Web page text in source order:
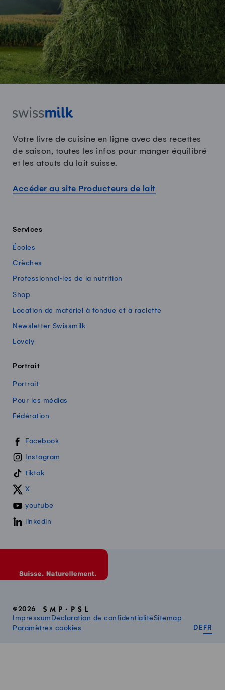
Votre livre de cuisine en ligne avec des recettes
de saison, toutes les infos pour manger équilibré
et les atouts du lait suisse.
Accéder au site Producteurs de lait
Services
Écoles
Crèches
Professionnel·les de la nutrition
Shop
Location de matériel à fondue et à raclette
Newsletter Swissmilk
Lovely
Portrait
Portrait
Pour les médias
Fédération
Swissmilk sur les réseaux sociaux
Facebook
Instagram
tiktok
X
youtube
linkedin
©2026
Impressum Déclaration de confidentialitéSitemap
Paramètres cookies
DE FR